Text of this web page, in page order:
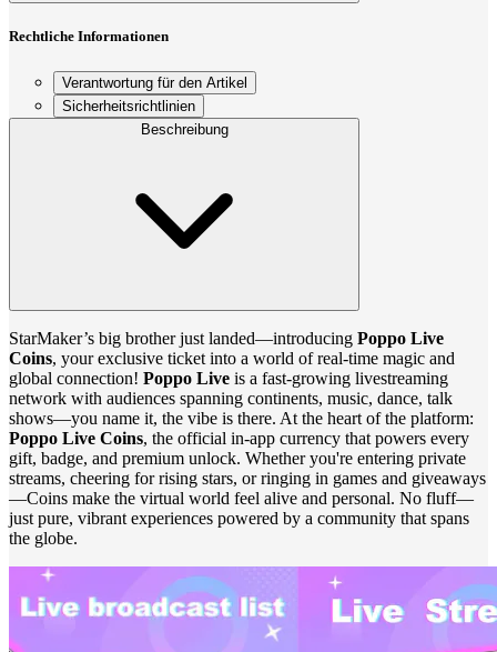
Rechtliche Informationen
Verantwortung für den Artikel
Sicherheitsrichtlinien
Beschreibung
StarMaker’s big brother just landed—introducing Poppo Live
Coins, your exclusive ticket into a world of real-time magic and
global connection! Poppo Live is a fast‑growing livestreaming
network with audiences spanning continents, music, dance, talk
shows—you name it, the vibe is there. At the heart of the platform:
Poppo Live Coins, the official in-app currency that powers every
gift, badge, and premium unlock. Whether you're entering private
streams, cheering for rising stars, or ringing in games and giveaways
—Coins make the virtual world feel alive and personal. No fluff—
just pure, vibrant experiences powered by a community that spans
the globe.